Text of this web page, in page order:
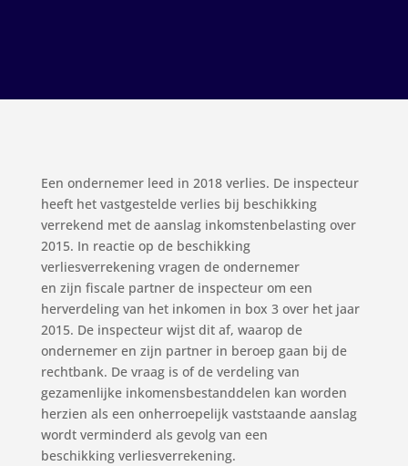
Een ondernemer leed in 2018 verlies. De inspecteur
heeft het vastgestelde verlies bij beschikking
verrekend met de aanslag inkomstenbelasting over
2015. In reactie op de beschikking
verliesverrekening vragen de ondernemer
en zijn fiscale partner de inspecteur om een
herverdeling van het inkomen in box 3 over het jaar
2015. De inspecteur wijst dit af, waarop de
ondernemer en zijn partner in beroep gaan bij de
rechtbank. De vraag is of de verdeling van
gezamenlijke inkomensbestanddelen kan worden
herzien als een onherroepelijk vaststaande aanslag
wordt verminderd als gevolg van een
beschikking verliesverrekening.